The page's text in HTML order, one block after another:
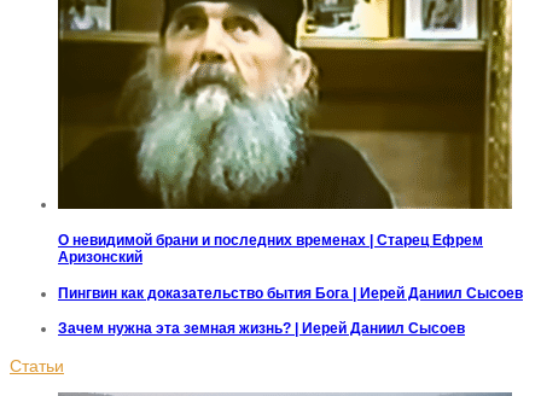
О невидимой брани и последних временах | Старец Ефрем
Аризонский
Пингвин как доказательство бытия Бога | Иерей Даниил Сысоев
Зачем нужна эта земная жизнь? | Иерей Даниил Сысоев
Статьи